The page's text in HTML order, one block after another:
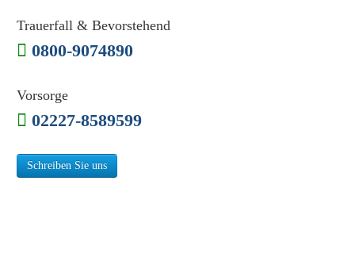
Trauerfall & Bevorstehend
0800-9074890
Vorsorge
02227-8589599
Schreiben Sie uns